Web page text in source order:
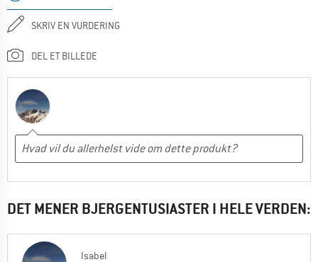
SKRIV EN VURDERING
DEL ET BILLEDE
DET MENER BJERGENTUSIASTER I HELE VERDEN:
Isabel